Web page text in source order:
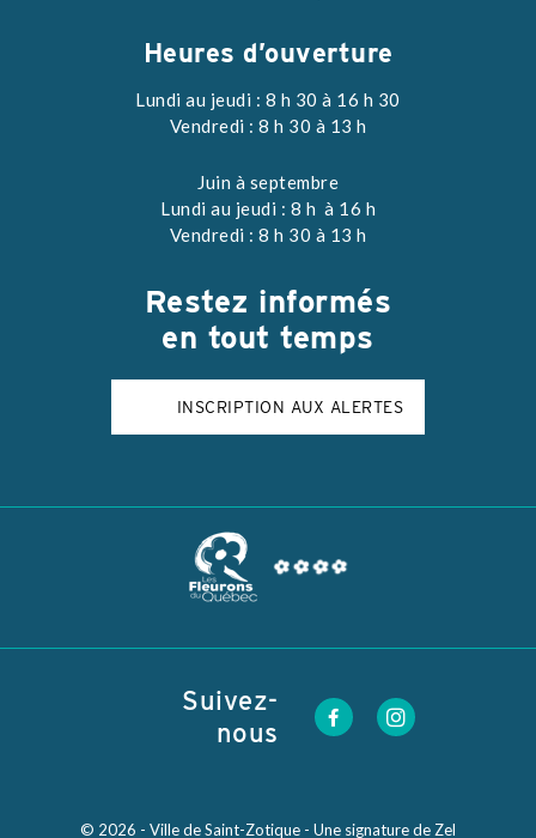
Heures d’ouverture
Lundi au jeudi : 8 h 30 à 16 h 30
Vendredi : 8 h 30 à 13 h
Juin à septembre
Lundi au jeudi : 8 h à 16 h
Vendredi : 8 h 30 à 13 h
Restez informés
en tout temps
INSCRIPTION AUX ALERTES
Suivez-
nous
© 2026 - Ville de Saint-Zotique - Une signature de Zel